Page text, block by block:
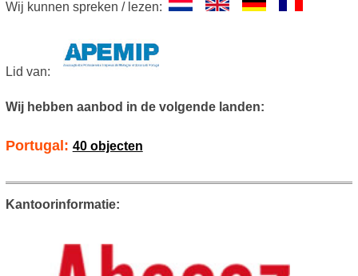
Wij kunnen spreken / lezen:
Lid van:
Wij hebben aanbod in de volgende landen:
Portugal: 40 objecten
Kantoorinformatie: